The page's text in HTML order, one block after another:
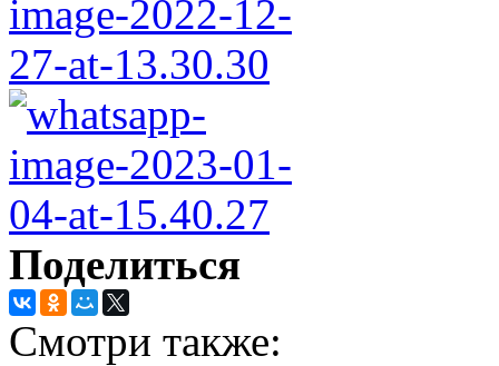
Поделиться
Смотри также: